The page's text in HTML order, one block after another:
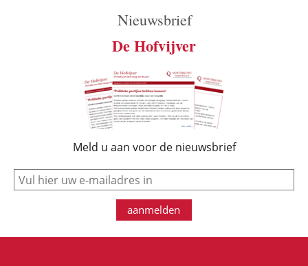
Nieuwsbrief
De Hofvijver
Meld u aan voor de nieuwsbrief
e-mail
aanmelden